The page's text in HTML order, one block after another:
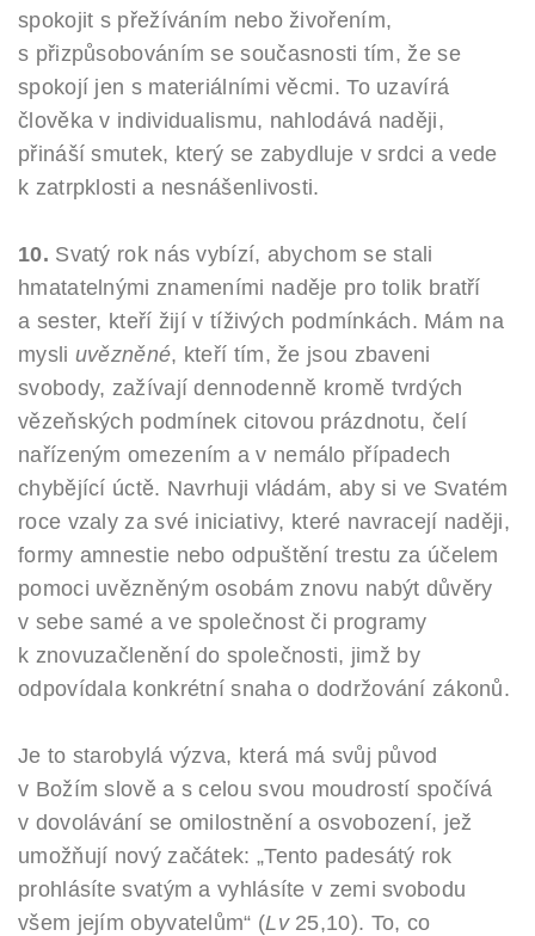
spokojit s přežíváním nebo živořením,
s přizpůsobováním se současnosti tím, že se
spokojí jen s materiálními věcmi. To uzavírá
člověka v individualismu, nahlodává naději,
přináší smutek, který se zabydluje v srdci a vede
k zatrpklosti a nesnášenlivosti.
10. Svatý rok nás vybízí, abychom se stali
hmatatelnými znameními naděje pro tolik bratří
a sester, kteří žijí v tíživých podmínkách. Mám na
mysli uvězněné, kteří tím, že jsou zbaveni
svobody, zažívají dennodenně kromě tvrdých
vězeňských podmínek citovou prázdnotu, čelí
nařízeným omezením a v nemálo případech
chybějící úctě. Navrhuji vládám, aby si ve Svatém
roce vzaly za své iniciativy, které navracejí naději,
formy amnestie nebo odpuštění trestu za účelem
pomoci uvězněným osobám znovu nabýt důvěry
v sebe samé a ve společnost či programy
k znovuzačlenění do společnosti, jimž by
odpovídala konkrétní snaha o dodržování zákonů.
Je to starobylá výzva, která má svůj původ
v Božím slově a s celou svou moudrostí spočívá
v dovolávání se omilostnění a osvobození, jež
umožňují nový začátek: „Tento padesátý rok
prohlásíte svatým a vyhlásíte v zemi svobodu
všem jejím obyvatelům“ (Lv25,10). To, co